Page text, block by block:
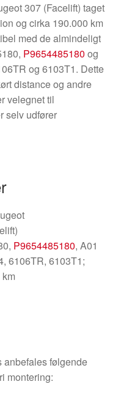
307 (Facelift) taget
og cirka 190.000 km
med de almindeligt
P9654485180 og
og 6103T1. Dette
distance og andre
velegnet til
selv udfører
P9654485180, A01
6106TR, 6103T1;
anbefales følgende
montering: